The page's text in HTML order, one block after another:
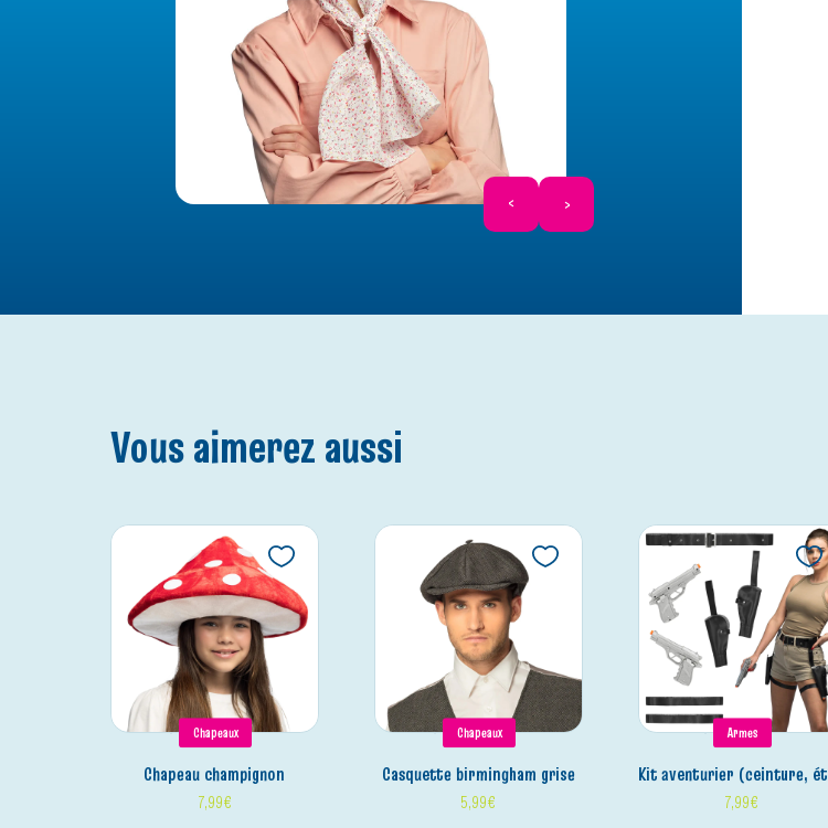
Vous aimerez aussi
Chapeaux
chapeau champignon
7,99€
Chapeaux
casquette birmingham grise
5,99€
Armes
kit aventurier (ceinture, étuis, pistolets, cuissardes)
7,99€